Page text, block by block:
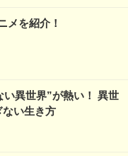
メを紹介！
い異世界”が熱い！ 異世
い生き方